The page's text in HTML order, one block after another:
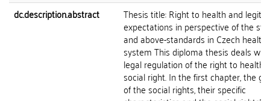
dc.description.abstract
Thesis title: Right to health and
expectations in perspective of the
and above-standards in Czech health
system This diploma thesis deals
legal regulation of the right to health
social right. In the first chapter, the
of the social rights, their specific